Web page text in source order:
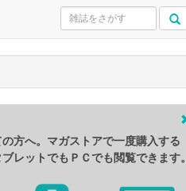
方へ。マガストアで一度購入する
レットでもＰＣでも閲覧できます。